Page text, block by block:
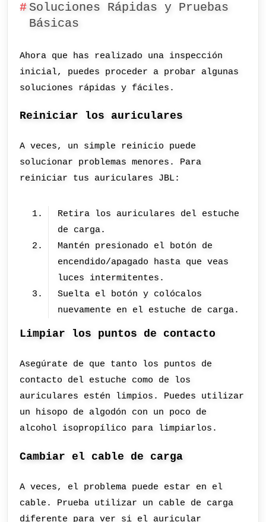
Soluciones Rápidas y Pruebas
Básicas
Ahora que has realizado una inspección
inicial, puedes proceder a probar algunas
soluciones rápidas y fáciles.
Reiniciar los auriculares
A veces, un simple reinicio puede
solucionar problemas menores. Para
reiniciar tus auriculares JBL:
Retira los auriculares del estuche
de carga.
Mantén presionado el botón de
encendido/apagado hasta que veas
luces intermitentes.
Suelta el botón y colócalos
nuevamente en el estuche de carga.
Limpiar los puntos de contacto
Asegúrate de que tanto los puntos de
contacto del estuche como de los
auriculares estén limpios. Puedes utilizar
un hisopo de algodón con un poco de
alcohol isopropílico para limpiarlos.
Cambiar el cable de carga
A veces, el problema puede estar en el
cable. Prueba utilizar un cable de carga
diferente para ver si el auricular